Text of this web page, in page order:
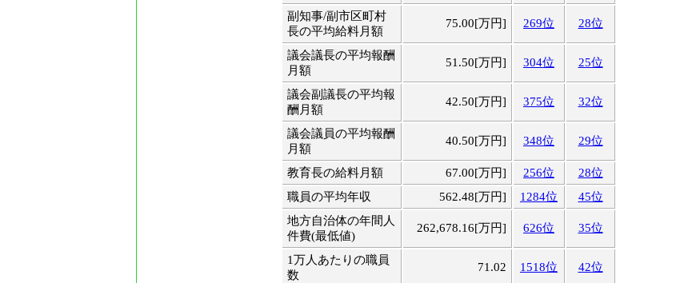
副知事/副市区町村
長の平均給料月額
75.00[万円] 269位 28位
議会議長の平均報酬
月額
51.50[万円] 304位 25位
議会副議長の平均報
酬月額
42.50[万円] 375位 32位
議会議員の平均報酬
月額
40.50[万円] 348位 29位
教育長の給料月額 67.00[万円] 256位
28位
職員の平均年収
562.48[万円] 1284位
45位
地方自治体の年間人
件費(最低値)
262,678.16[万円] 626位 35位
1万人あたりの職員
数
71.02 1518位 42位